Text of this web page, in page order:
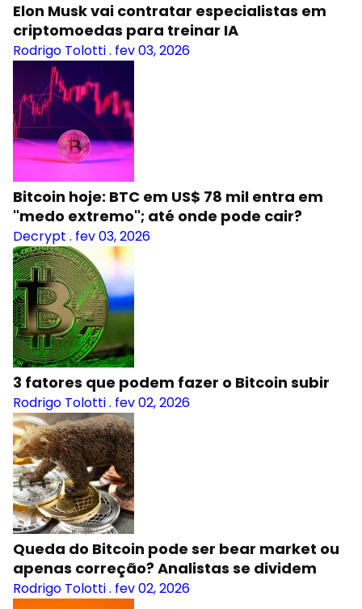
Elon Musk vai contratar especialistas em
criptomoedas para treinar IA
Rodrigo Tolotti. fev 03, 2026
Bitcoin hoje: BTC em US$ 78 mil entra em
"medo extremo"; até onde pode cair?
Decrypt . fev 03, 2026
3 fatores que podem fazer o Bitcoin subir
Rodrigo Tolotti. fev 02, 2026
Queda do Bitcoin pode ser bear market ou
apenas correção? Analistas se dividem
Rodrigo Tolotti. fev 02, 2026